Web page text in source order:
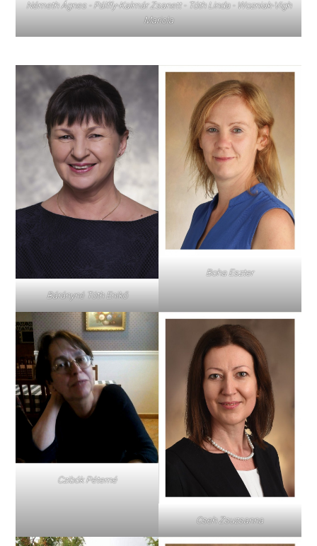
Németh Ágnes - Pálffy-Kalmár Zsanett - Tóth Linda - Wozniak-Vigh
Mariola
Bárányné Tóth Enikő
Boha Eszter
Czibók Péterné
Cseh Zsuzsanna